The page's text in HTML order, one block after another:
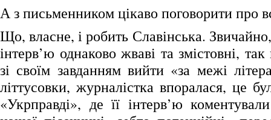
А з письменником цікаво поговорити про
Що, власне, і робить Славінська. Звичайно,
інтерв’ю однаково жваві та змістовні,
зі своїм завданням вийти «за межі
літтусовки, журналістка впоралася, це
«Укрправді», де її інтерв’ю